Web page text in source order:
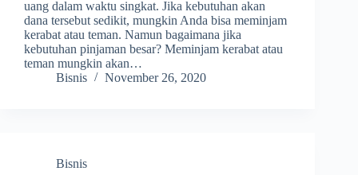
uang dalam waktu singkat. Jika kebutuhan akan
dana tersebut sedikit, mungkin Anda bisa meminjam
kerabat atau teman. Namun bagaimana jika
kebutuhan pinjaman besar? Meminjam kerabat atau
teman mungkin akan…
Bisnis
November 26, 2020
Bisnis